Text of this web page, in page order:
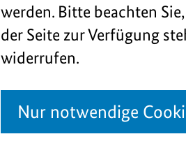
des
durchgeführten
Regulierung von
Dazu sagt der
Blienert:
werden. Bitte beachten
der Seite zur Verfügung
widerrufen.
Nur notwendige